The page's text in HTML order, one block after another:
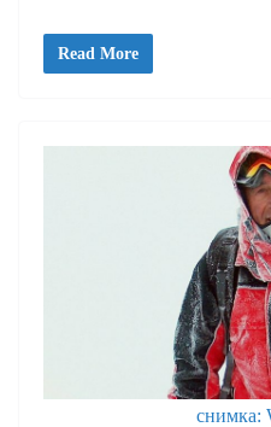
Read More
снимка: